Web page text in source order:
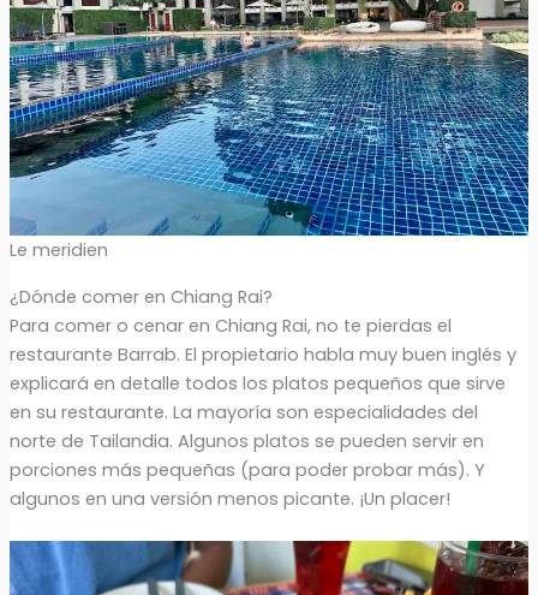
Le meridien
¿Dónde comer en Chiang Rai?
Para comer o cenar en Chiang Rai, no te pierdas el
restaurante Barrab. El propietario habla muy buen inglés y
explicará en detalle todos los platos pequeños que sirve
en su restaurante. La mayoría son especialidades del
norte de Tailandia. Algunos platos se pueden servir en
porciones más pequeñas (para poder probar más). Y
algunos en una versión menos picante. ¡Un placer!